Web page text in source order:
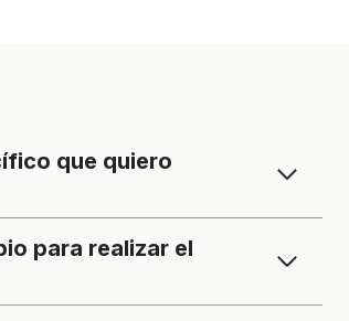
que quiero
para realizar el